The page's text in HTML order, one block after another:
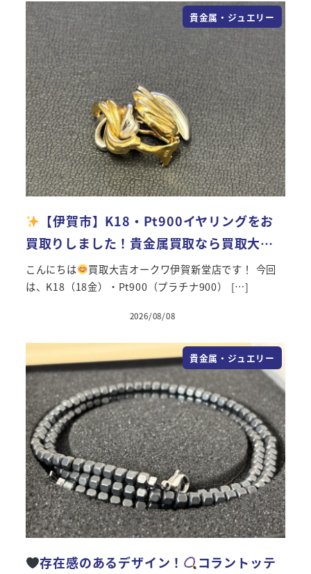
貴金属・ジュエリー
【伊賀市】K18・Pt900イヤリングをお
買取りしました！貴金属買取なら買取大…
こんにちは
買取大吉オークワ伊賀新堂店です！ 今回
は、K18（18金）・Pt900（プラチナ900） […]
投稿日
2026/08/08
貴金属・ジュエリー
存在感のあるデザイン！
コラントッテ